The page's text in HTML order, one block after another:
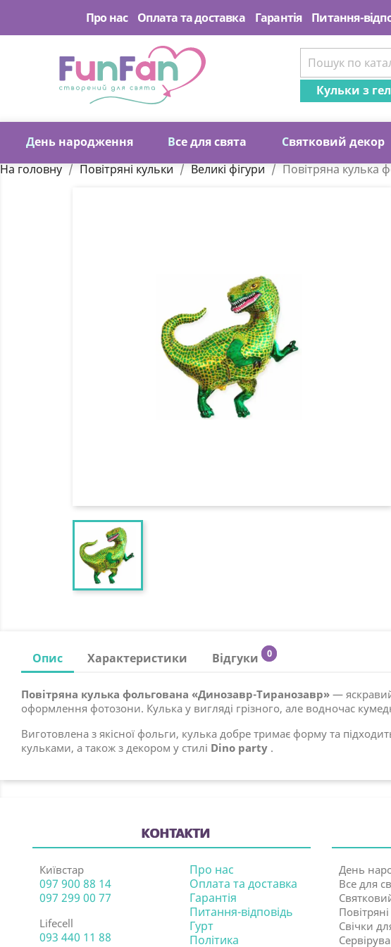
Про нас Оплата та доставка Гарантія Питання-
День народження Все для свята Святковий декор
Кульки з
На головну Повітряні кульки Великі фігури Повітряна кулька
Опис Характеристики Відгуки 0
Повітряна кулька фольгована «Динозавр-Тиранозавр» —
оформлення фотозони. Кулька у вигляді грізного, але водночас
Виготовлена з якісної фольги, кулька добре тримає форму та
кульками, а також з декором у стилі Dino party .
КОНТАКТИ
Київстар
097 900 88 14
097 299 00 77
Lifecell
093 440 11 88
Про нас
Оплата та доставка
Гарантія
Питання-відповідь
Гурт
Політика
День
Все для
Свічки